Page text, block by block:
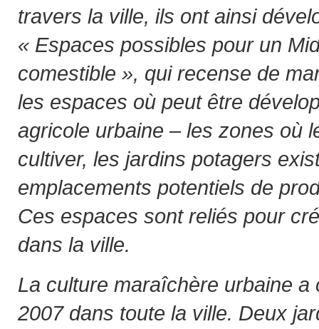
travers la ville, ils ont ainsi
« Espaces possibles pour un
comestible », qui recense de
les espaces où peut être
agricole urbaine – les zones où
cultiver, les jardins potagers
emplacements potentiels de
Ces espaces sont reliés pour
dans la ville.
La culture maraîchère urbaine a
2007 dans toute la ville. Deux